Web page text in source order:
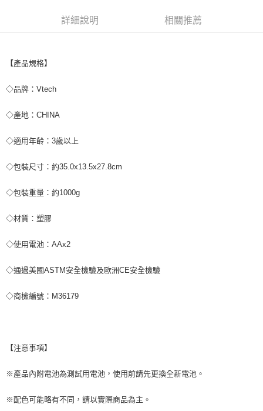
權轉讓予恩沛科技股份有限公司。
https://aftee.tw/terms/#terms3
任。
時審查核予不同之上限額度；若仍有額度不足之情形，本公司將視審查結果
５．嚴禁一人註冊多個帳號或使用他人資訊註冊。若發現惡意使用之情形，
恩沛科技股份有限公司將有權停止該用戶之使用額度並採取法律行動。
詳細說明 相關推薦
【產品規格】
◇品牌：Vtech
◇產地：CHINA
◇適用年齡：3歲以上
◇包裝尺寸：約35.0x13.5x27.8cm
◇包裝重量：約1000g
◇材質：塑膠
◇使用電池：AAx2
◇通過美國ASTM安全檢驗及歐洲CE安全檢驗
◇商檢編號：M36179
【注意事項】
※產品內附電池為測試用電池，使用前請先更換全新電池。
※配色可能略有不同，請以實際商品為主。